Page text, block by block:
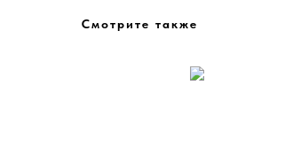
Смотрите также